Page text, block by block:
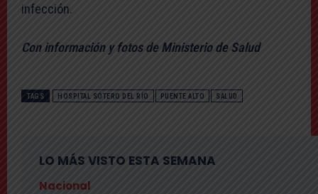
infección.
Con información y fotos de Ministerio de Salud
TAGS HOSPITAL SÓTERO DEL RÍO PUENTE ALTO SALUD
LO MÁS VISTO ESTA SEMANA
Nacional